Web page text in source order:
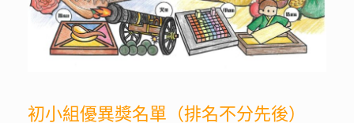
初小組優異獎名單（排名不分先後）